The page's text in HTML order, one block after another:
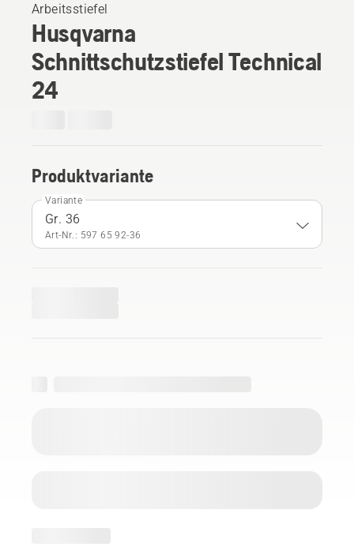
Arbeitsstiefel
Husqvarna
Schnittschutzstiefel Technical
24
Produktvariante
Variante
Gr. 36
Art-Nr.: 597 65 92‑36